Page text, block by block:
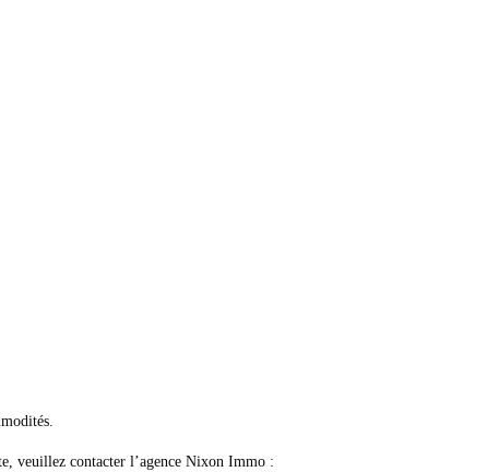
veuillez contacter l’agence Nixon Immo :